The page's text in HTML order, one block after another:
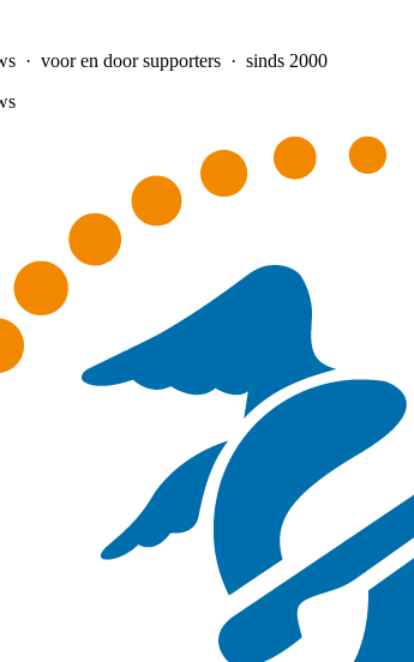
· voor en door supporters · sinds 2000